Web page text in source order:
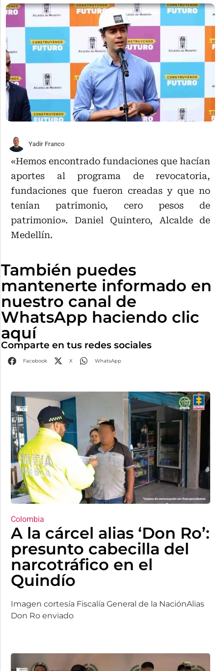
Yadir Franco
«Hemos encontrado fundaciones que hacían
aportes al programa de revocatoria,
fundaciones que fueron creadas y que no
tenían patrimonio, cero pesos de
patrimonio». Daniel Quintero, Alcalde de
Medellín.
También puedes
mantenerte informado en
nuestro canal de
WhatsApp haciendo clic
aquí
Comparte en tus redes sociales
Facebook X WhatsApp
Colombia
A la cárcel alias ‘Don Ro’:
presunto cabecilla del
narcotráfico en el
Quindío
Imagen cortesía Fiscalía General de la NaciónAlias
Don Ro enviado